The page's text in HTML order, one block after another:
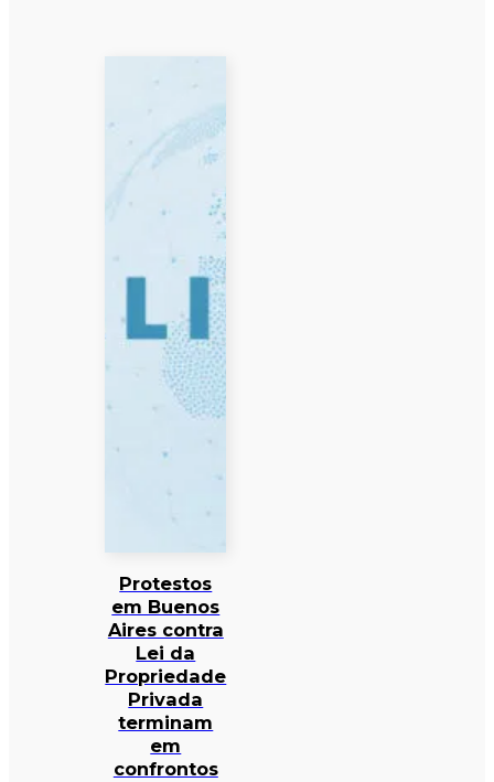
Protestos
em Buenos
Aires contra
Lei da
Propriedade
Privada
terminam
em
confrontos